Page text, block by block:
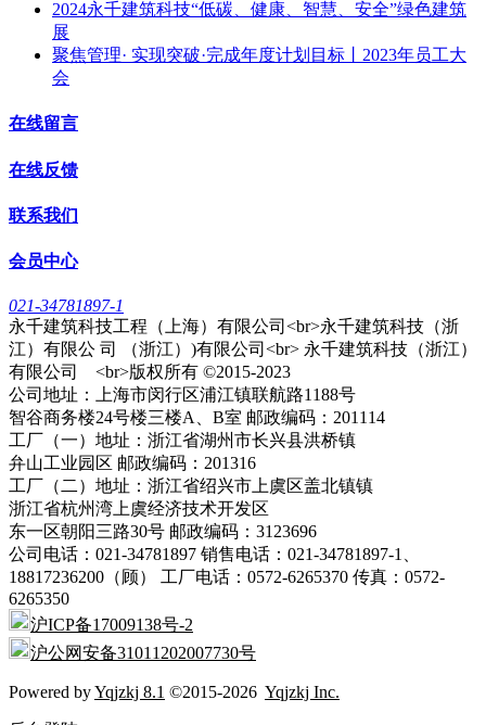
2024永千建筑科技“低碳、健康、智慧、安全”绿色建筑
展
聚焦管理· 实现突破·完成年度计划目标丨2023年员工大
会
在线留言
在线反馈
联系我们
会员中心
021-34781897-1
永千建筑科技工程（上海）有限公司<br>永千建筑科技（浙
江）有限公 司 （浙江）)有限公司<br> 永千建筑科技（浙江）
有限公司 <br>版权所有 ©2015-2023
公司地址：上海市闵行区浦江镇联航路1188号
智谷商务楼24号楼三楼A、B室 邮政编码：201114
工厂（一）地址：浙江省湖州市长兴县洪桥镇
弁山工业园区 邮政编码：201316
工厂（二）地址：浙江省绍兴市上虞区盖北镇镇
浙江省杭州湾上虞经济技术开发区
东一区朝阳三路30号 邮政编码：3123696
公司电话：021-34781897 销售电话：021-34781897-1、
18817236200（顾） 工厂电话：0572-6265370 传真：0572-
6265350
沪ICP备17009138号-2
沪公网安备31011202007730号
Powered byYqjzkj 8.1 ©2015-2026 Yqjzkj Inc.